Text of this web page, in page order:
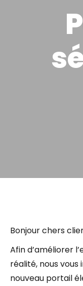
Bonjour chers
Afin d’améliorer
réalité, nous
nouveau portail